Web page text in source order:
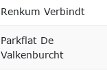
Renkum Verbindt
Parkflat De
Valkenburcht